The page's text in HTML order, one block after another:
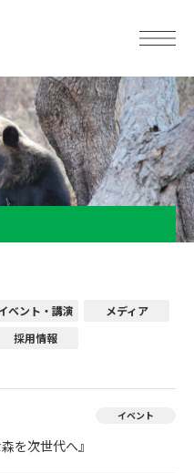
ベント・講演
メディア
採用情報
イベント
を次世代へ』